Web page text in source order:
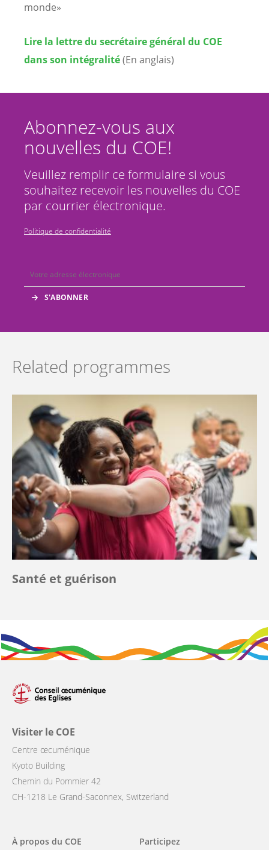
monde»
Lire la lettre du secrétaire général du COE
dans son intégralité(En anglais)
Abonnez-vous aux
nouvelles du COE!
Veuillez remplir ce formulaire si vous
souhaitez recevoir les nouvelles du COE
par courrier électronique.
Politique de confidentialité
Related programmes
Santé et guérison
Visiter le COE
Centre œcuménique
Kyoto Building
Chemin du Pommier 42
CH-1218 Le Grand-Saconnex, Switzerland
Main
À propos du COE Participez